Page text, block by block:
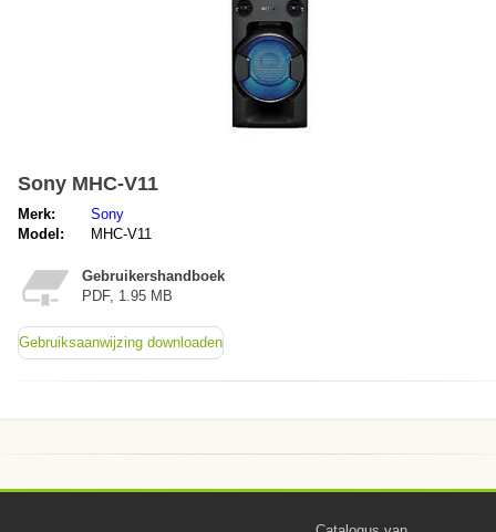
Sony MHC-V11
Merk:
Sony
Model:
MHC-V11
Gebruikershandboek
PDF, 1.95 MB
Gebruiksaanwijzing downloaden